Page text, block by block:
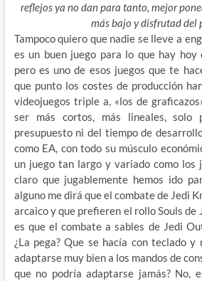
reflejos ya no dan para tanto, mejor
más bajo y disfrutad del
Tampoco quiero que nadie se lleve a
es un buen juego para lo que hay hoy
pero es uno de esos juegos que te
que punto los costes de producción
videojuegos triple a, «los de
ser más cortos, más lineales, solo
presupuesto ni del tiempo de
como EA, con todo su músculo
un juego tan largo y variado como los
claro que jugablemente hemos ido
alguno me dirá que el combate de Jedi
arcaico y que prefieren el rollo Souls de
es que el combate a sables de Jedi
¿La pega? Que se hacía con teclado
adaptarse muy bien a los mandos de
que no podría adaptarse jamás? No,